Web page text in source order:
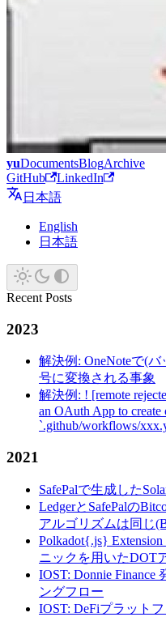
yuDocumentsBlogArchive
GitHub
LinkedIn
日本語
English
日本語
Recent Posts
2023
解決例: OneNoteで(
号に変換される事象
解決例: ! [remote
an OAuth App to
`.github/workflows/
2021
SafePalで生成した
LedgerとSafePalの
アルゴリズムは同じ
Polkadot{.js}
ニックを用いたDOT
IOST: Donnie
ングフロー
IOST: DeFiプラット